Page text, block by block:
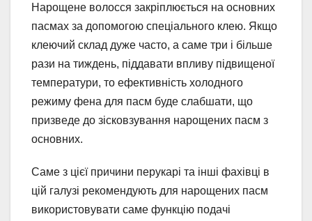
Нарощене волосся закріплюється на основних
пасмах за допомогою спеціального клею. Якщо
клеючий склад дуже часто, а саме три і більше
рази на тиждень, піддавати впливу підвищеної
температури, то ефективність холодного
режиму фена для пасм буде слабшати, що
призведе до зісковзування нарощених пасм з
основних.
Саме з цієї причини перукарі та інші фахівці в
цій галузі рекомендують для нарощених пасм
використовувати саме функцію подачі